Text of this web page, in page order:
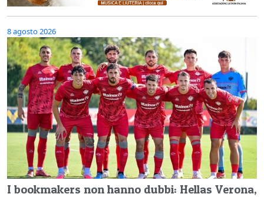
8 agosto 2026
I bookmakers non hanno dubbi: Hellas Verona,